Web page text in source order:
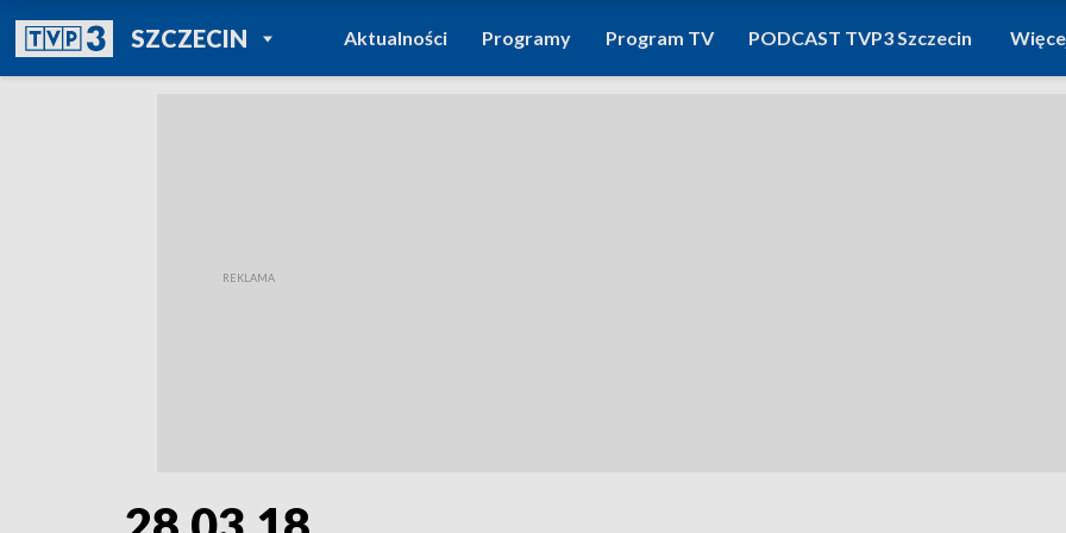
SZCZECINPOWRÓT DO
TVP REGIONY
Aktualności Programy Program TV PODCAST TVP3 Szczecin